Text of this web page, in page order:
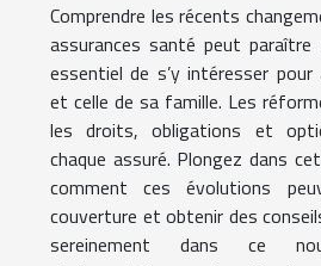
Comprendre les récents
assurances santé peut
essentiel de s’y intéresser
et celle de sa famille. Les
les droits, obligations et
chaque assuré. Plongez dans
comment ces évolutions
couverture et obtenir des
sereinement dans ce